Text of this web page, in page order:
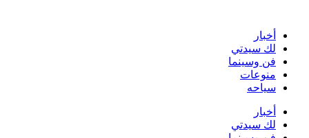
content أخبار
لك سيدتي
فن وسينما
منوعات
سياحه
أخبار
لك سيدتي